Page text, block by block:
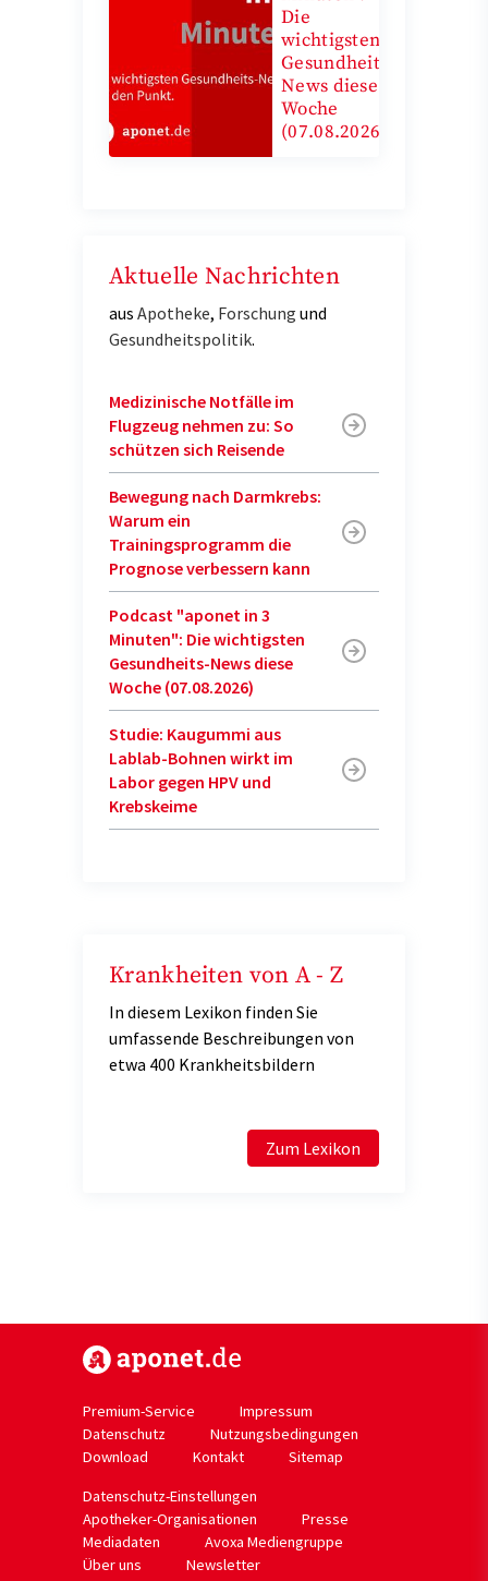
Die
wichtigsten
Gesundheits-
News diese
Woche
(07.08.2026)
Aktuelle Nachrichten
aus Apotheke, Forschung und
Gesundheitspolitik.
Medizinische Notfälle im
Flugzeug nehmen zu: So
schützen sich Reisende
Bewegung nach Darmkrebs:
Warum ein
Trainingsprogramm die
Prognose verbessern kann
Podcast "aponet in 3
Minuten": Die wichtigsten
Gesundheits-News diese
Woche (07.08.2026)
Studie: Kaugummi aus
Lablab-Bohnen wirkt im
Labor gegen HPV und
Krebskeime
Krankheiten von A - Z
In diesem Lexikon finden Sie
umfassende Beschreibungen von
etwa 400 Krankheitsbildern
Zum Lexikon
Premium-Service
Impressum
Datenschutz
Nutzungsbedingungen
Download
Kontakt
Sitemap
Datenschutz-Einstellungen
Apotheker-Organisationen
Presse
Mediadaten
Avoxa Mediengruppe
Über uns
Newsletter